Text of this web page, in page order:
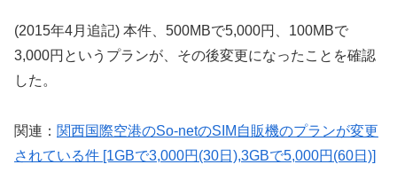
(2015年4月追記) 本件、500MBで5,000円、100MBで
3,000円というプランが、その後変更になったことを確認
した。
関連： 関西国際空港のSo-netのSIM自販機のプランが変更
されている件 [1GBで3,000円(30日),3GBで5,000円(60日)]